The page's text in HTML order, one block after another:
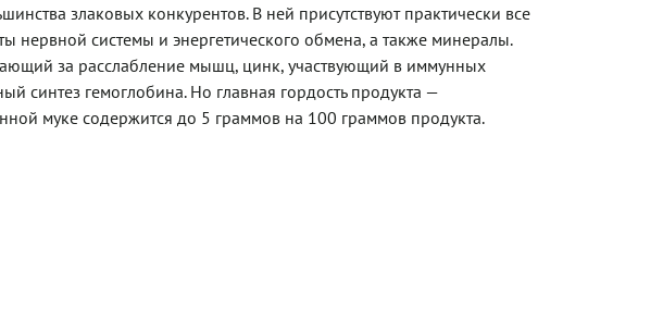
злаковых конкурентов. В ней присутствуют практически все
нервной системы и энергетического обмена, а также минералы.
за расслабление мышц, цинк, участвующий в иммунных
синтез гемоглобина. Но главная гордость продукта —
муке содержится до 5 граммов на 100 граммов продукта.